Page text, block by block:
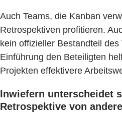
Auch Teams, die Kanban
Retrospektiven profitieren.
kein offizieller Bestandteil
Einführung den Beteiligten
Projekten effektivere
Inwiefern unterscheidet
Retrospektive von